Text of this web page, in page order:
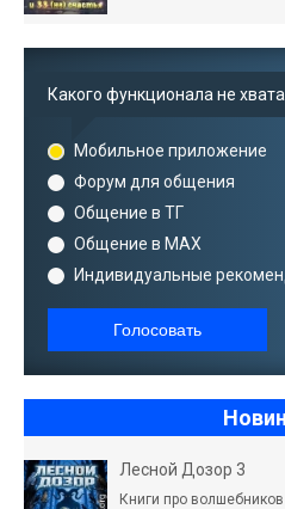
Какого функционала не
Мобильное приложение
Форум для общения
Общение в ТГ
Общение в MAX
Индивидуальные
Голосовать
Лесной Дозор 3
Книги про